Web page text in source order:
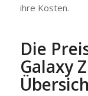
ihre Kosten.
Die
Galaxy